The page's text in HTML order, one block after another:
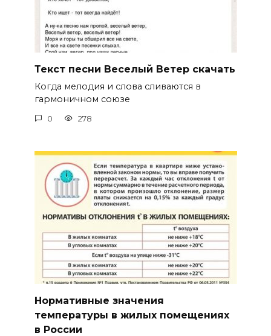
Текст песни Веселый Ветер скачать
Когда мелодия и слова сливаются в
гармоничном союзе
0 278
Нормативные значения
температуры в жилых помещениях
в России